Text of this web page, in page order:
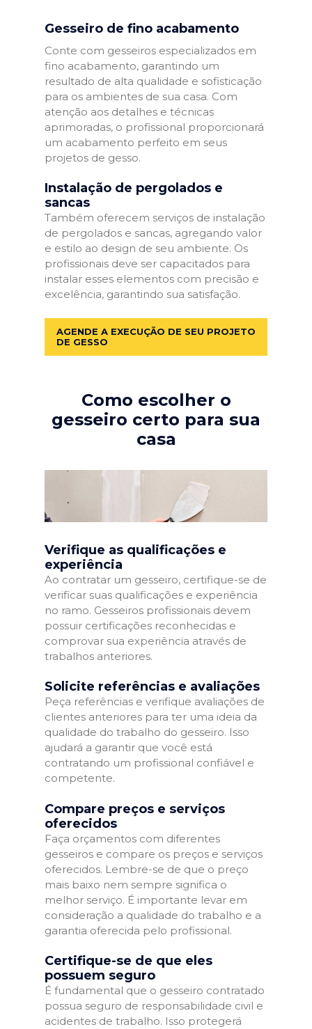
Gesseiro de fino acabamento
Conte com gesseiros especializados em
fino acabamento, garantindo um
resultado de alta qualidade e sofisticação
para os ambientes de sua casa. Com
atenção aos detalhes e técnicas
aprimoradas, o profissional proporcionará
um acabamento perfeito em seus
projetos de gesso.
Instalação de pergolados e
sancas
Também oferecem serviços de instalação
de pergolados e sancas, agregando valor
e estilo ao design de seu ambiente. Os
profissionais deve ser capacitados para
instalar esses elementos com precisão e
excelência, garantindo sua satisfação.
AGENDE A EXECUÇÃO DE SEU PROJETO
DE GESSO
Como escolher o
gesseiro certo para sua
casa
Verifique as qualificações e
experiência
Ao contratar um gesseiro, certifique-se de
verificar suas qualificações e experiência
no ramo. Gesseiros profissionais devem
possuir certificações reconhecidas e
comprovar sua experiência através de
trabalhos anteriores.
Solicite referências e avaliações
Peça referências e verifique avaliações de
clientes anteriores para ter uma ideia da
qualidade do trabalho do gesseiro. Isso
ajudará a garantir que você está
contratando um profissional confiável e
competente.
Compare preços e serviços
oferecidos
Faça orçamentos com diferentes
gesseiros e compare os preços e serviços
oferecidos. Lembre-se de que o preço
mais baixo nem sempre significa o
melhor serviço. É importante levar em
consideração a qualidade do trabalho e a
garantia oferecida pelo profissional.
Certifique-se de que eles
possuem seguro
É fundamental que o gesseiro contratado
possua seguro de responsabilidade civil e
acidentes de trabalho. Isso protegerá